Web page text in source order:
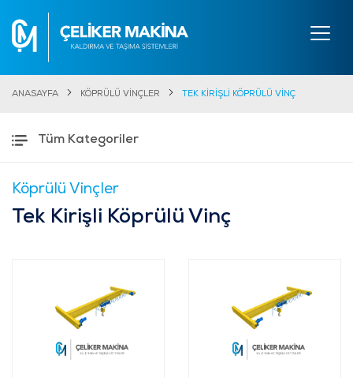
ANASAYFA KÖPRÜLÜ VİNÇLER TEK KİRİŞLİ KÖPRÜLÜ VİNÇ
Tüm Kategoriler
Köprülü Vinçler
Tek Kirişli Köprülü Vinç